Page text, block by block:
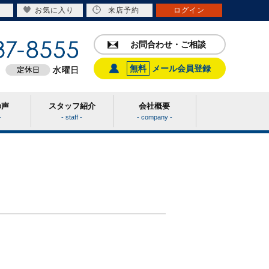
お気に入り 来店予約 ログイン
お問合わせ・ご相談
無料 メール会員登録
スタッフ紹介
- staff -
会社概要
- company -